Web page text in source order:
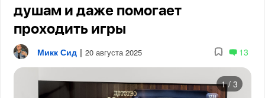
душам и даже помогает
проходить игры
Микк Сид | 20 августа 2025 13
1 / 3